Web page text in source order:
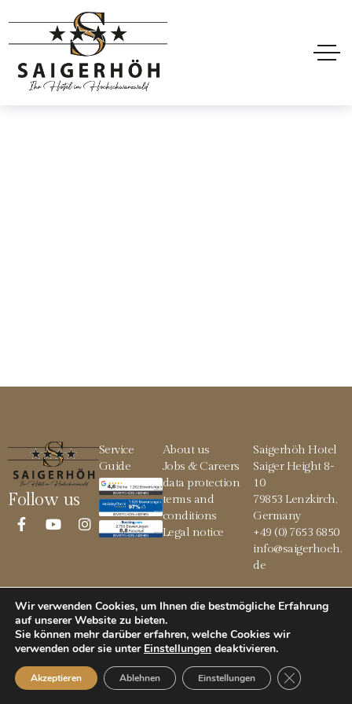
Follow us
Service
Guide
About us
Jobs & Careers
data protection
terms and
conditions
Legal notice
Saigerhöh Hotel
Saiger Height 8-
10
79853 Lenzkirch,
Germany
+49 (0) 7653 6850
info@saigerhoeh.
de
© 2026 Saigerhöh
Wir verwenden Cookies, um Ihnen die bestmögliche Erfahrung
auf unserer Website zu bieten.
Sie können mehr darüber erfahren, welche Cookies wir
verwenden oder sie unter Einstellungen deaktivieren.
Akzeptieren Ablehnen Einstellungen GDPR